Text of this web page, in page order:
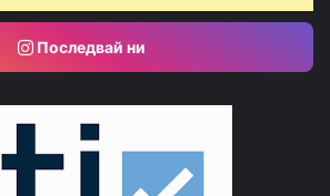
Последвай ни